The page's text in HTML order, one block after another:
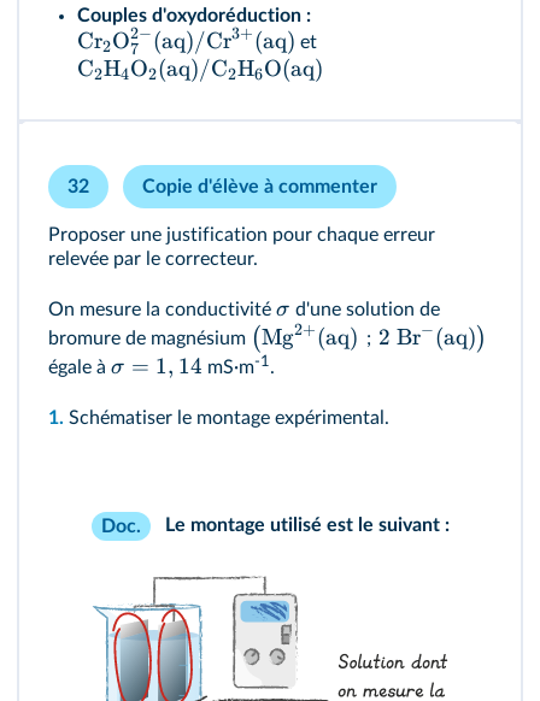
Couples d'oxydoréduction :
Cr2O7
2−(aq)/Cr3+(aq) et
C2H4O2(aq)/C2H6O(aq)
32 Copie d'élève à commenter
Proposer une justification pour chaque erreur
relevée par le correcteur.
On mesure la conductivité σ d'une solution de
bromure de magnésium (Mg2+(aq) ; 2 Br−(aq))
égale à σ = 1, 14 mS·m-1.
1. Schématiser le montage expérimental.
Doc. Le montage utilisé est le suivant :